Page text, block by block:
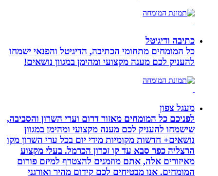
כתיבה ודיגיטל
כל המומחים מתחומי הכתיבה, הדיגיטל והפנאי ישמחו
להעניק לכם מענה מקצועי ומהימן במגוון נושאים!
מעגל צפון
לפניכם כל המומחים מאזור דרום וערי השרון והסביבה,
שישמחו להעניק לכם מענה מקצועי ומהימן במגוון
נושאים+ חדשות מקומיות מידי יום בכל ערי השרון מקו
הרצליה כפר סבא עד קו זכרון הכרמל. בעלי מקצוע
מאיזורים אלה, אתם מוזמנים להצטרף למיזם פורום
המומחים. אנו מבטיחים לכם קידום מהיר ואורגני